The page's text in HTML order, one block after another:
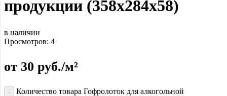
продукции (358x284x58)
в наличии
Просмотров: 4
от 30 руб./м²
Количество товара Гофролоток для алкогольной